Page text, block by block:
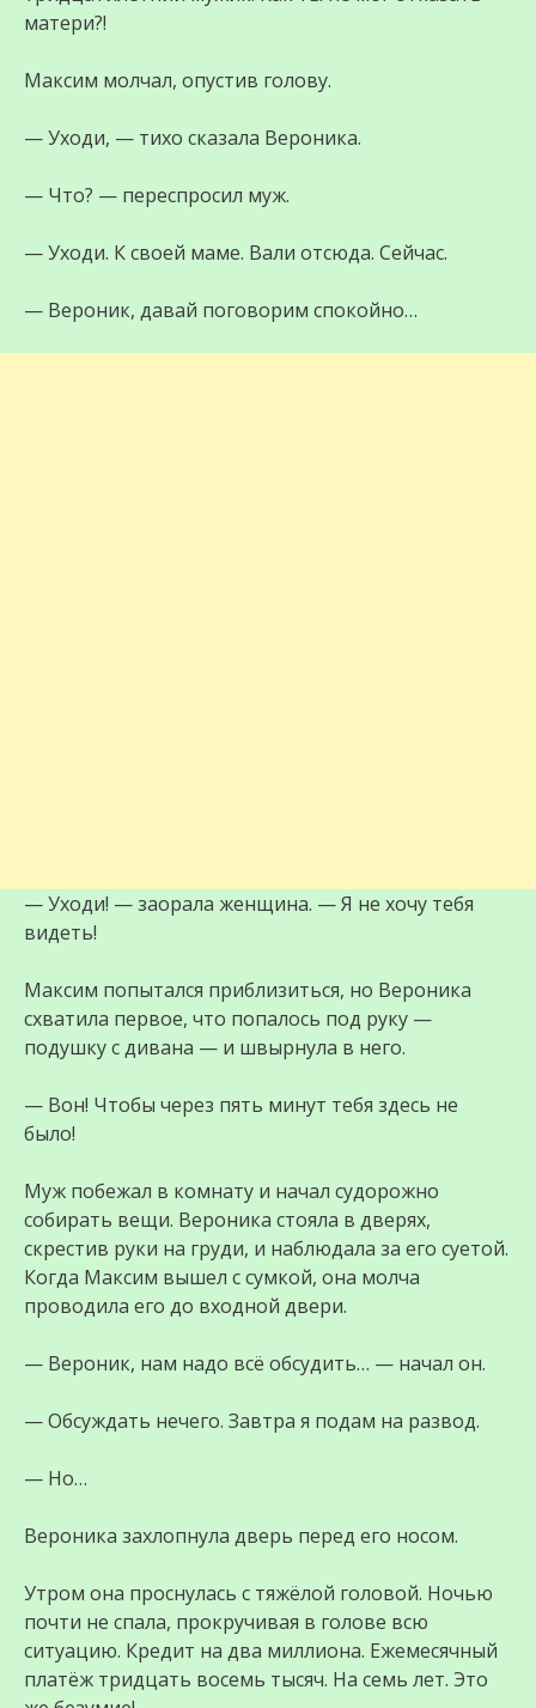
матери?!
Максим молчал, опустив голову.
— Уходи, — тихо сказала Вероника.
— Что? — переспросил муж.
— Уходи. К своей маме. Вали отсюда. Сейчас.
— Вероник, давай поговорим спокойно…
— Уходи! — заорала женщина. — Я не хочу тебя
видеть!
Максим попытался приблизиться, но Вероника
схватила первое, что попалось под руку —
подушку с дивана — и швырнула в него.
— Вон! Чтобы через пять минут тебя здесь не
было!
Муж побежал в комнату и начал судорожно
собирать вещи. Вероника стояла в дверях,
скрестив руки на груди, и наблюдала за его суетой.
Когда Максим вышел с сумкой, она молча
проводила его до входной двери.
— Вероник, нам надо всё обсудить… — начал он.
— Обсуждать нечего. Завтра я подам на развод.
— Но…
Вероника захлопнула дверь перед его носом.
Утром она проснулась с тяжёлой головой. Ночью
почти не спала, прокручивая в голове всю
ситуацию. Кредит на два миллиона. Ежемесячный
платёж тридцать восемь тысяч. На семь лет. Это